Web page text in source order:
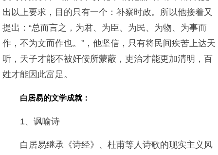
出以上要求，目的只有一个：补察时政。所以他接着又
提出：“总而言之，为君、为臣、为民、为物、为事而
作，不为文而作也。”，他坚信，只有将民间疾苦上达天
听，天子才能不被奸佞所蒙蔽，吏治才能更加清明，百
姓才能因此富足。
白居易的文学成就：
1、讽喻诗
白居易继承《诗经》、杜甫等人诗歌的现实主义风